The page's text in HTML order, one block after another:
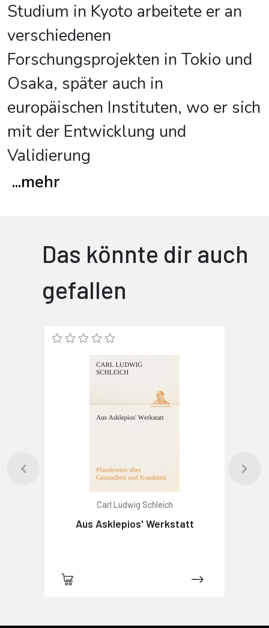
Studium in Kyoto arbeitete er an
verschiedenen
Forschungsprojekten in Tokio und
Osaka, später auch in
europäischen Instituten, wo er sich
mit der Entwicklung und
Validierung
...mehr
Das könnte dir auch
gefallen
Carl Ludwig Schleich
Aus Asklepios' Werkstatt